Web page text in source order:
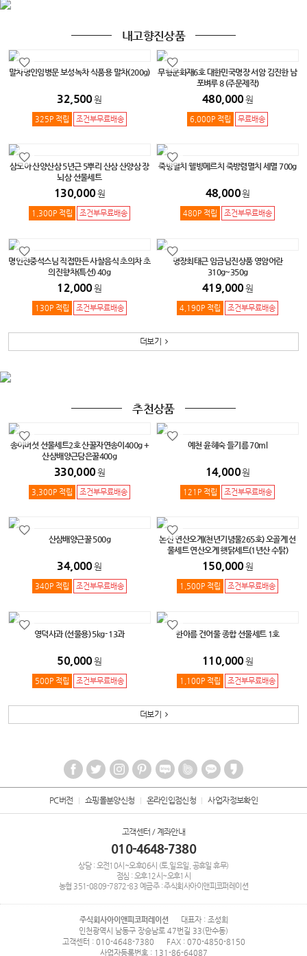
내고향진상품
말차명인임병문 보성녹차 식품용 말차(200g)
32,500원
325P 적립 조건부무료배송
무형문화재6호 대한민국명장 서암 김진한 남
포벼루 8 (주문제작)
480,000원
6,000P 적립 무료배송
삼모아 산양산삼 5년근 5뿌리 산삼 산양삼 장
뇌삼 선물세트
130,000원
1,300P 적립 조건부무료배송
죽방멸치 웰빙메르치 죽방렴멸치 세멸 700g
48,000원
480P 적립 조건부무료배송
명인전중석스님 직접만든 사찰음식 초의차 초
의진향차(특선) 40g
12,000원
130P 적립 조건부무료배송
명장최태근 임금님진상품 영암어란
310g~350g
419,000원
4,190P 적립 조건부무료배송
더보기
추천상품
송이버섯 선물세트2호 산꿀자연송이400g +
산삼배양근담은꿀400g
330,000원
3,300P 적립 조건부무료배송
예천 윤혜숙 들기름 70ml
14,000원
121P 적립 조건부무료배송
산삼배양근꿀 500g
34,000원
340P 적립 조건부무료배송
논산 연산오계(천년기념물265호) 오골계 선
물세트 연산오계 햇닭세트(1년산 수탉)
150,000원
1,500P 적립 조건부무료배송
영덕사과 (선물용) 5kg- 13과
50,000원
500P 적립 조건부무료배송
한아름 건어물 종합 선물세트 1호
110,000원
1,100P 적립 조건부무료배송
더보기
PC버전 쇼핑몰분양신청 온라인입점신청 사업자정보확인
고객센터 / 계좌안내
010-4648-7380
상담 : 오전10시~오후06시 (토,일요일, 공휴일 휴무)
점심 : 오후12시~오후1시
농협 351-0809-7872-83 예금주 : 주식회사아이앤피코퍼레이션
주식회사아이앤피코퍼레이션
대표자 : 조성희
인천광역시 남동구 장승남로 47번길 33(만수동)
고객센터 : 010-4648-7380
FAX : 070-4850-8150
사업자등록번호 : 131-86-64087